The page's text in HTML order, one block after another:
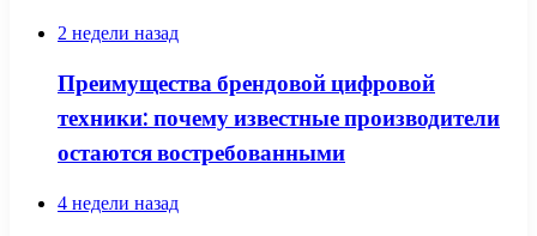
2 недели назад
Преимущества брендовой цифровой
техники: почему известные производители
остаются востребованными
4 недели назад